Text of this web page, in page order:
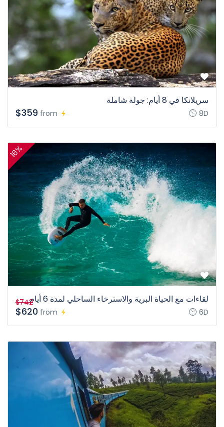
سريلانكا في 8 أيام: جولة شاملة
8D
from
$359
16%
لقاءات مع الحياة البرية والاسترخاء الساحلي لمدة 6 أيام
6D
from
$742
$620